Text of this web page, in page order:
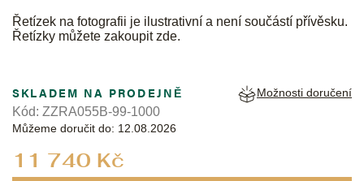
Řetízek na fotografii je ilustrativní a není součástí přívěsku.
Řetízky můžete zakoupitzde.
11 740 Kč
SKLADEM NA PRODEJNĚ
Můžeme doručit do: 12.08.2026
Možnosti doručení
Kód: ZZRA055B-99-1000